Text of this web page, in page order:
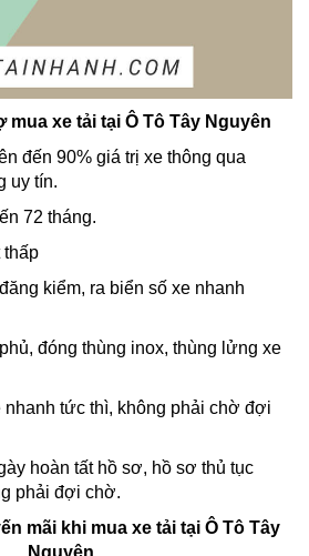
mua xe tải tại Ô Tô Tây Nguyên
đến 90% giá trị xe thông qua
uy tín.
72 tháng.
thấp
kiểm, ra biển số xe nhanh
đóng thùng inox, thùng lửng xe
nhanh tức thì, không phải chờ đợi
hoàn tất hồ sơ, hồ sơ thủ tục
phải đợi chờ.
mãi khi mua xe tải tại Ô Tô Tây